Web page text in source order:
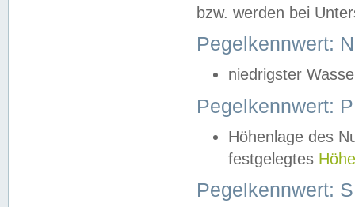
bzw. werden bei
Pegelkennwert:
niedrigster
Pegelkennwert:
Höhenlage des
festgelegtes
Pegelkennwert: